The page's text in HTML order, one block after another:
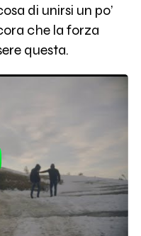
di unirsi un po’
che la forza
questa.